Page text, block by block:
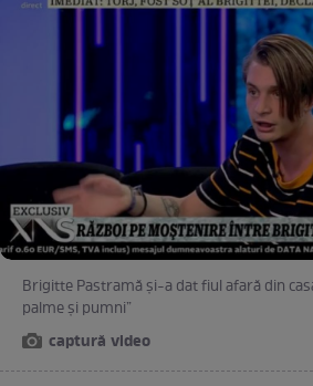
Brigitte Pastramă și-a dat fiul afară din
palme și pumni”
captură video